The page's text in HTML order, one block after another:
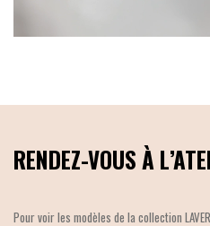
RENDEZ-VOUS À
Pour voir les modèles de la collection